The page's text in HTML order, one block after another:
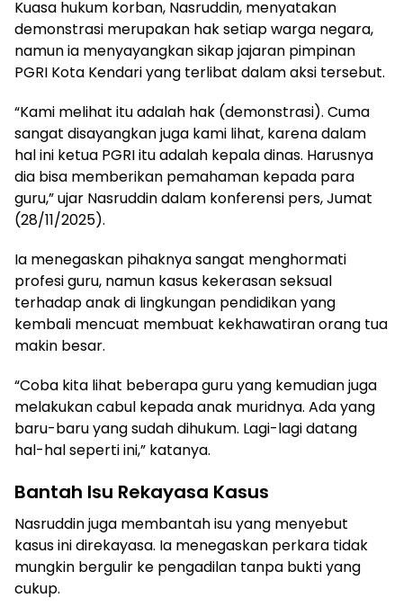
Kuasa hukum korban, Nasruddin, menyatakan
demonstrasi merupakan hak setiap warga negara,
namun ia menyayangkan sikap jajaran pimpinan
PGRI Kota Kendari yang terlibat dalam aksi tersebut.
“Kami melihat itu adalah hak (demonstrasi). Cuma
sangat disayangkan juga kami lihat, karena dalam
hal ini ketua PGRI itu adalah kepala dinas. Harusnya
dia bisa memberikan pemahaman kepada para
guru,” ujar Nasruddin dalam konferensi pers, Jumat
(28/11/2025).
Ia menegaskan pihaknya sangat menghormati
profesi guru, namun kasus kekerasan seksual
terhadap anak di lingkungan pendidikan yang
kembali mencuat membuat kekhawatiran orang tua
makin besar.
“Coba kita lihat beberapa guru yang kemudian juga
melakukan cabul kepada anak muridnya. Ada yang
baru-baru yang sudah dihukum. Lagi-lagi datang
hal-hal seperti ini,” katanya.
Bantah Isu Rekayasa Kasus
Nasruddin juga membantah isu yang menyebut
kasus ini direkayasa. Ia menegaskan perkara tidak
mungkin bergulir ke pengadilan tanpa bukti yang
cukup.